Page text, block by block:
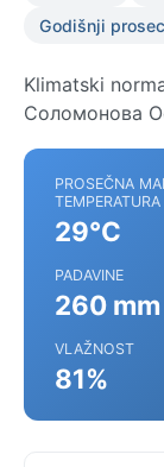
Godišnji
Klimatski
Соломонова
PROSEČNA
TEMPERATURA
29°C
PADAVINE
260 mm
VLAŽNOST
81%